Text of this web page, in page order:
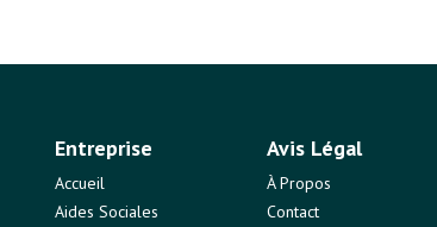
Entreprise
Accueil
Aides Sociales
Avis Légal
À Propos
Contact